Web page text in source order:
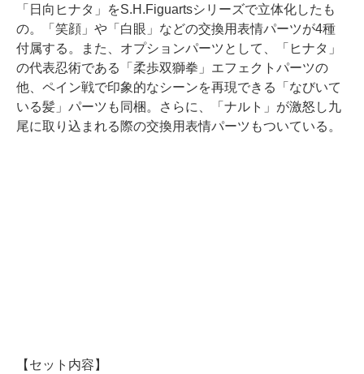
「日向ヒナタ」をS.H.Figuartsシリーズで立体化したも
の。「笑顔」や「白眼」などの交換用表情パーツが4種
付属する。また、オプションパーツとして、「ヒナタ」
の代表忍術である「柔歩双獅拳」エフェクトパーツの
他、ペイン戦で印象的なシーンを再現できる「なびいて
いる髪」パーツも同梱。さらに、「ナルト」が激怒し九
尾に取り込まれる際の交換用表情パーツもついている。
【セット内容】